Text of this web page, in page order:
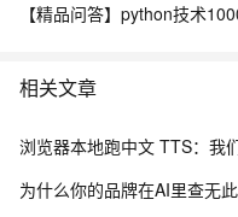
【精品问答】python技术
相关文章
为什么你的品牌在AI里查无